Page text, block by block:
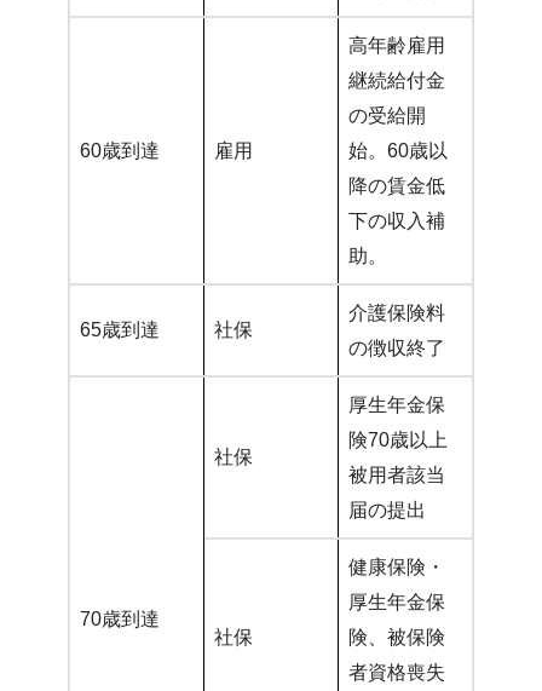
60歳到達 雇用
高年齢雇用
継続給付金
の受給開
始。60歳以
降の賃金低
下の収入補
助。
65歳到達 社保
介護保険料
の徴収終了
70歳到達
社保
厚生年金保
険70歳以上
被用者該当
届の提出
社保
健康保険・
厚生年金保
険、被保険
者資格喪失